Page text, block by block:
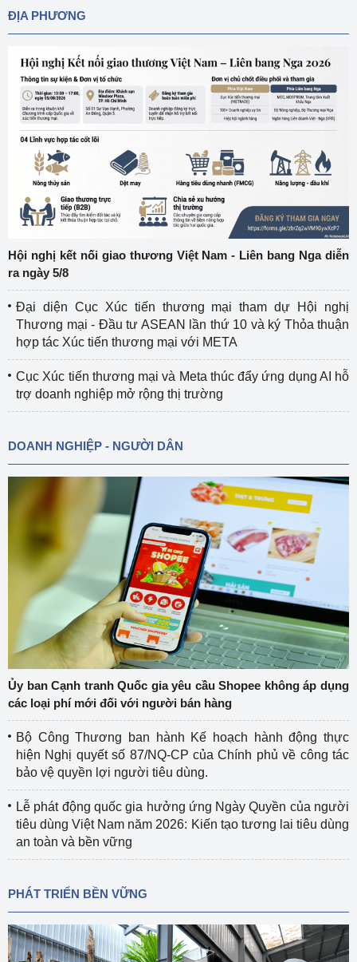
ĐỊA PHƯƠNG
Hội nghị kết nối giao thương Việt Nam - Liên bang Nga diễn
ra ngày 5/8
Đại diện Cục Xúc tiến thương mại tham dự Hội nghị
Thương mại - Đầu tư ASEAN lần thứ 10 và ký Thỏa thuận
hợp tác Xúc tiến thương mại với META
Cục Xúc tiến thương mại và Meta thúc đẩy ứng dụng AI hỗ
trợ doanh nghiệp mở rộng thị trường
DOANH NGHIỆP - NGƯỜI DÂN
Ủy ban Cạnh tranh Quốc gia yêu cầu Shopee không áp dụng
các loại phí mới đối với người bán hàng
Bộ Công Thương ban hành Kế hoạch hành động thực
hiện Nghị quyết số 87/NQ-CP của Chính phủ về công tác
bảo vệ quyền lợi người tiêu dùng.
Lễ phát động quốc gia hưởng ứng Ngày Quyền của người
tiêu dùng Việt Nam năm 2026: Kiến tạo tương lai tiêu dùng
an toàn và bền vững
PHÁT TRIỂN BỀN VỮNG